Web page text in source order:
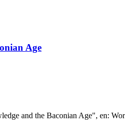
Age
and the Baconian Age", en: